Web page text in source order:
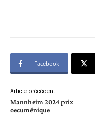
Facebook
Article précédent
Mannheim 2024 prix
oecuménique